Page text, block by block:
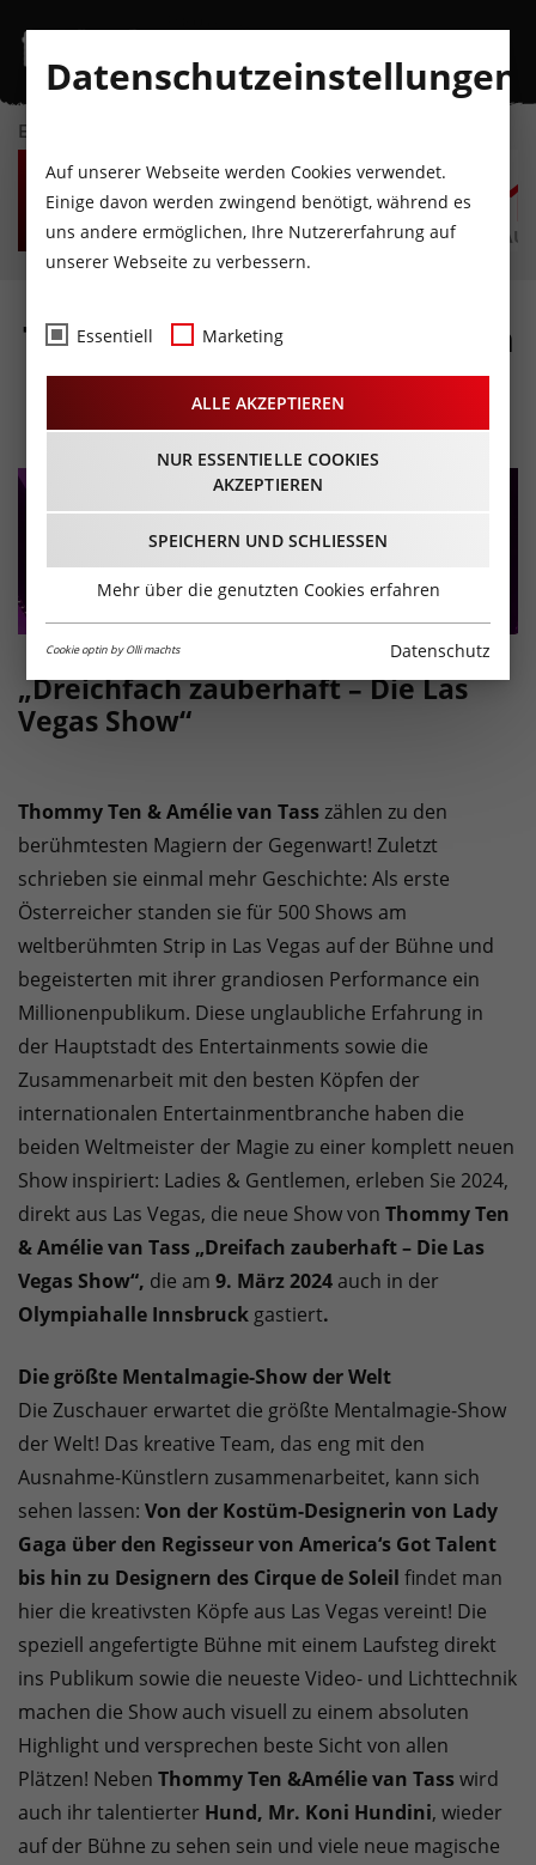
EVENTKALENDER
SA
8
AUGUST
SO
9
AUGUST
MO
10
AUGUST
DI
11
AUGUST
MI
12
AUGUST
Thommy Ten & Amélie van
Tass
09.03.2024 - Beginn 19:30 Uhr
„Dreichfach zauberhaft – Die Las
Vegas Show“
Thommy Ten & Amélie van Tasszählen zu den
berühmtesten Magiern der Gegenwart! Zuletzt
schrieben sie einmal mehr Geschichte: Als erste
Österreicher standen sie für 500 Shows am
weltberühmten Strip in Las Vegas auf der Bühne und
begeisterten mit ihrer grandiosen Performance ein
Millionenpublikum. Diese unglaubliche Erfahrung in
der Hauptstadt des Entertainments sowie die
Zusammenarbeit mit den besten Köpfen der
internationalen Entertainmentbranche haben die
beiden Weltmeister der Magie zu einer komplett neuen
Show inspiriert: Ladies & Gentlemen, erleben Sie 2024,
direkt aus Las Vegas, die neue Show von Thommy Ten
& Amélie van Tass „Dreifach zauberhaft – Die Las
Vegas Show“, die am 9. März 2024 auch in der
Olympiahalle Innsbruck gastiert.
Die größte Mentalmagie-Show der Welt
Die Zuschauer erwartet die größte Mentalmagie-Show
der Welt! Das kreative Team, das eng mit den
Ausnahme-Künstlern zusammenarbeitet, kann sich
sehen lassen: Von der Kostüm-Designerin von Lady
Gaga über den Regisseur von America‘s Got Talent
bis hin zu Designern des Cirque de Soleil findet man
hier die kreativsten Köpfe aus Las Vegas vereint! Die
speziell angefertigte Bühne mit einem Laufsteg direkt
ins Publikum sowie die neueste Video- und Lichttechnik
machen die Show auch visuell zu einem absoluten
Highlight und versprechen beste Sicht von allen
Plätzen! Neben Thommy Ten &Amélie van Tasswird
auch ihr talentierter Hund, Mr. Koni Hundini, wieder
auf der Bühne zu sehen sein und viele neue magische
Datenschutzeinstellungen
Auf unserer Webseite werden Cookies verwendet.
Einige davon werden zwingend benötigt, während es
uns andere ermöglichen, Ihre Nutzererfahrung auf
unserer Webseite zu verbessern.
Essentiell Marketing
ALLE AKZEPTIEREN
NUR ESSENTIELLE COOKIES
AKZEPTIEREN
SPEICHERN UND SCHLIESSEN
Mehr über die genutzten Cookies erfahren
Cookie optin by Olli machts Datenschutz